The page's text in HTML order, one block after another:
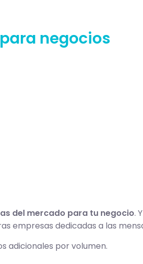
negocios
del mercado para tu negocio.
empresas dedicadas a las
adicionales por volumen.